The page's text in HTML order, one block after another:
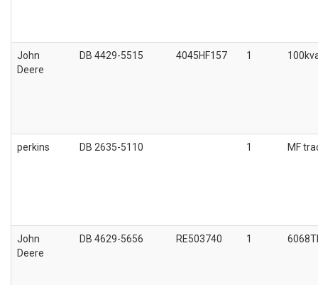
John
Deere
DB 4429-5515 4045HF157 1
perkins DB 2635-5110 1 MF
John
Deere
DB 4629-5656 RE503740 1